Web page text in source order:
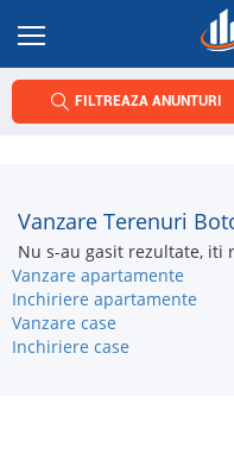
FILTREAZA ANUNTURI
Vanzare Terenuri
Nu s-au gasit rezultate, iti
Vanzare apartamente
Inchiriere apartamente
Vanzare case
Inchiriere case